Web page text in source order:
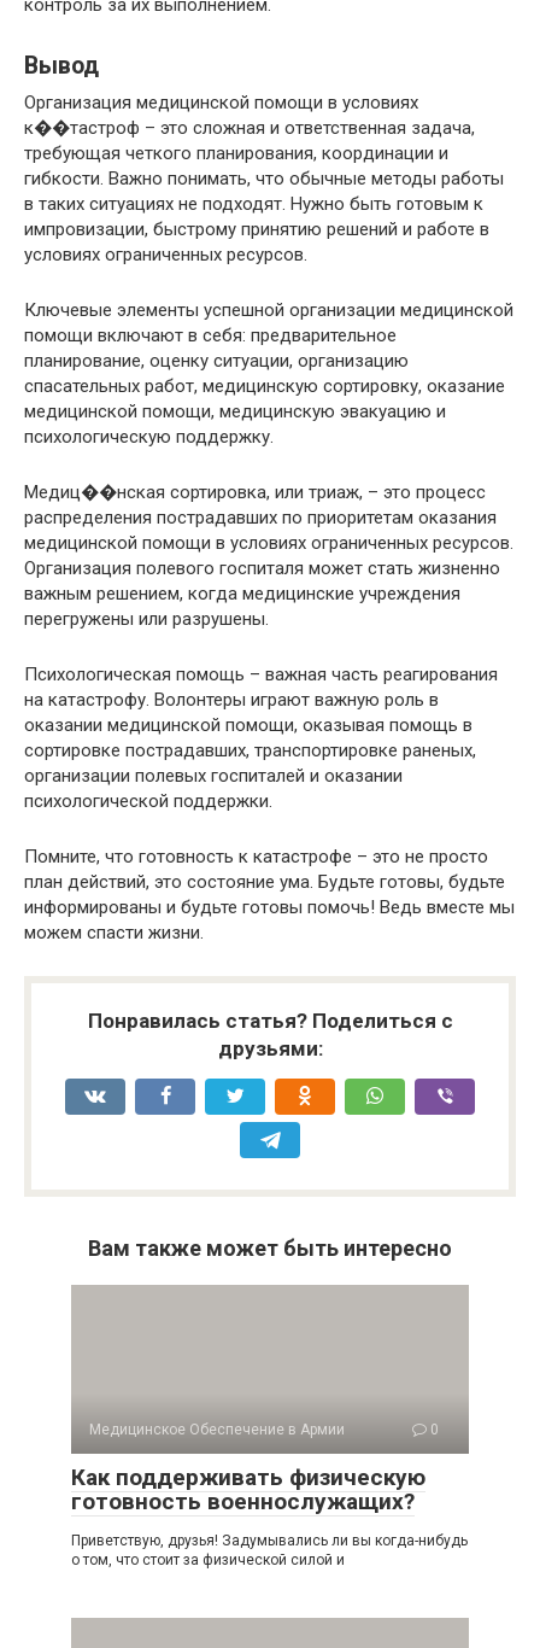
контроль за их выполнением.
Вывод
Организация медицинской помощи в условиях
к��тастроф – это сложная и ответственная задача,
требующая четкого планирования, координации и
гибкости. Важно понимать, что обычные методы работы
в таких ситуациях не подходят. Нужно быть готовым к
импровизации, быстрому принятию решений и работе в
условиях ограниченных ресурсов.
Ключевые элементы успешной организации медицинской
помощи включают в себя: предварительное
планирование, оценку ситуации, организацию
спасательных работ, медицинскую сортировку, оказание
медицинской помощи, медицинскую эвакуацию и
психологическую поддержку.
Медиц��нская сортировка, или триаж, – это процесс
распределения пострадавших по приоритетам оказания
медицинской помощи в условиях ограниченных ресурсов.
Организация полевого госпиталя может стать жизненно
важным решением, когда медицинские учреждения
перегружены или разрушены.
Психологическая помощь – важная часть реагирования
на катастрофу. Волонтеры играют важную роль в
оказании медицинской помощи, оказывая помощь в
сортировке пострадавших, транспортировке раненых,
организации полевых госпиталей и оказании
психологической поддержки.
Помните, что готовность к катастрофе – это не просто
план действий, это состояние ума. Будьте готовы, будьте
информированы и будьте готовы помочь! Ведь вместе мы
можем спасти жизни.
Понравилась статья? Поделиться с
друзьями:
Вам также может быть интересно
Медицинское Обеспечение в Армии 0
Как поддерживать физическую
готовность военнослужащих?
Приветствую, друзья! Задумывались ли вы когда-нибудь
о том, что стоит за физической силой и